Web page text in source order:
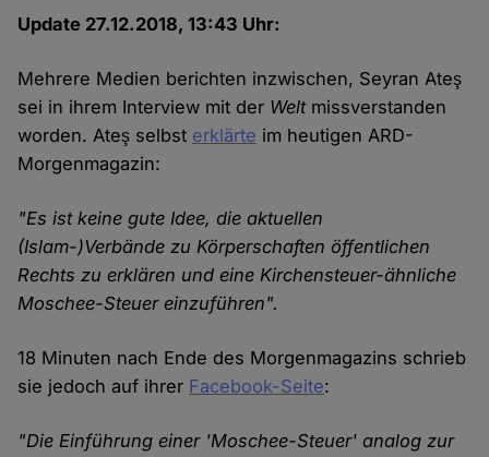
Update 27.12.2018, 13:43 Uhr:
Mehrere Medien berichten inzwischen, Seyran Ateş
sei in ihrem Interview mit der Welt missverstanden
worden. Ateş selbst erklärte im heutigen ARD-
Morgenmagazin:
"Es ist keine gute Idee, die aktuellen
(Islam-)Verbände zu Körperschaften öffentlichen
Rechts zu erklären und eine Kirchensteuer-ähnliche
Moschee-Steuer einzuführen".
18 Minuten nach Ende des Morgenmagazins schrieb
sie jedoch auf ihrer Facebook-Seite:
"Die Einführung einer 'Moschee-Steuer' analog zur